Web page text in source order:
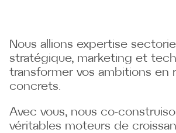
Nous allions expertise
stratégique, marketing et
transformer vos ambitions en
concrets.
Avec vous, nous co-
véritables moteurs de